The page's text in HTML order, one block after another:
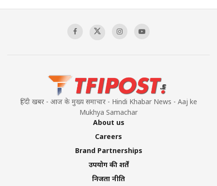
हिंदी खबर - आज के मुख्य समाचार - Hindi Khabar News - Aaj ke
Mukhya Samachar
About us
Careers
Brand Partnerships
उपयोग की शर्तें
निजता नीति